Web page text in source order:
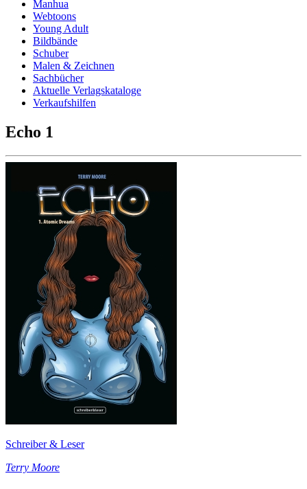
Manhua
Webtoons
Young Adult
Bildbände
Schuber
Malen & Zeichnen
Sachbücher
Aktuelle Verlagskataloge
Verkaufshilfen
Echo 1
Schreiber & Leser
Terry Moore